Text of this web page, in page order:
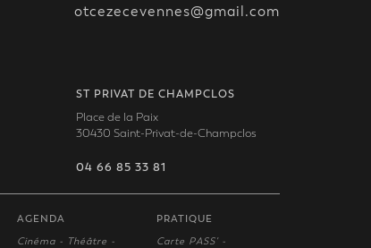
otcezecevennes@gmail.com
ST PRIVAT DE CHAMPCLOS
Place de la Paix
30430 Saint-Privat-de-Champclos
04 66 85 33 81
AGENDA
Cinéma - Théâtre -
PRATIQUE
Carte PASS' -